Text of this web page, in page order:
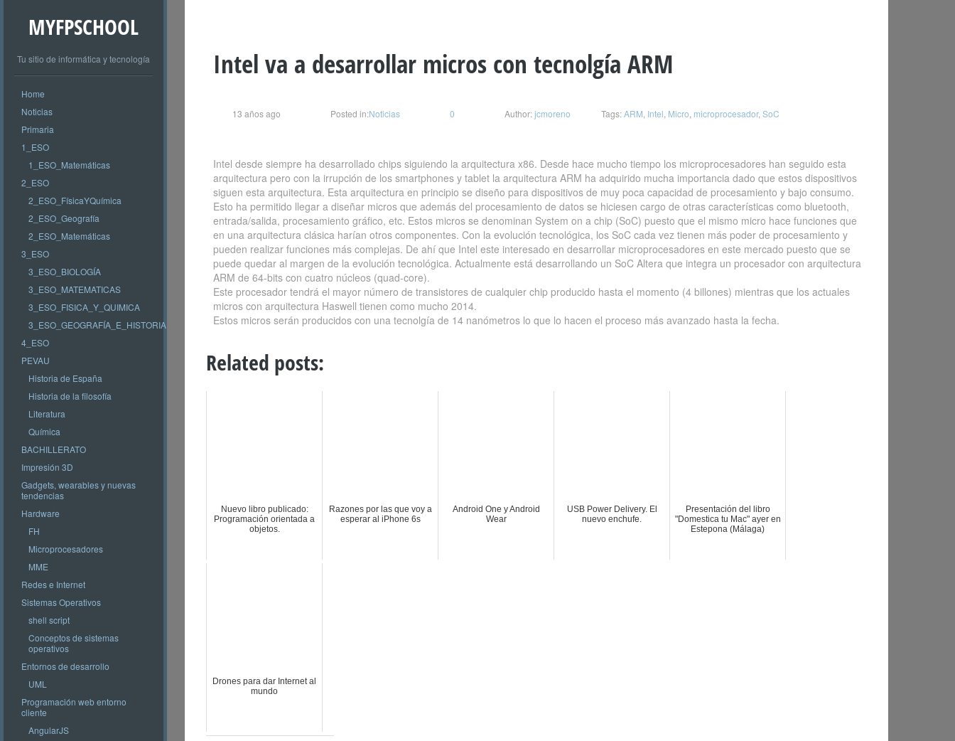
MYFPSCHOOL
Tu sitio de informática y tecnología
Home
Noticias
Primaria
1_ESO
1_ESO_Matemáticas
2_ESO
2_ESO_FísicaYQuímica
2_ESO_Geografía
2_ESO_Matemáticas
3_ESO
3_ESO_BIOLOGÍA
3_ESO_MATEMATICAS
3_ESO_FISICA_Y_QUIMICA
3_ESO_GEOGRAFÍA_E_HISTORIA
4_ESO
PEVAU
Historia de España
Historia de la filosofía
Literatura
Química
BACHILLERATO
Impresión 3D
Gadgets, wearables y nuevas
tendencias
Hardware
FH
Microprocesadores
MME
Redes e Internet
Sistemas Operativos
shell script
Conceptos de sistemas
operativos
Entornos de desarrollo
UML
Programación web entorno
cliente
AngularJS
Intel va a desarrollar micros con tecnolgía ARM
13 años ago Posted in:Noticias 0 Author:jcmoreno Tags:ARM Intel Micro microprocesador, SoC
Intel desde siempre ha desarrollado chips siguiendo la arquitectura x86. Desde hace mucho tiempo los microprocesadores han seguido esta
arquitectura pero con la irrupción de los smartphones y tablet la arquitectura ARM ha adquirido mucha importancia dado que estos dispositivos
siguen esta arquitectura. Esta arquitectura en principio se diseño para dispositivos de muy poca capacidad de procesamiento y bajo consumo.
Esto ha permitido llegar a diseñar micros que además del procesamiento de datos se hiciesen cargo de otras características como bluetooth,
entrada/salida, procesamiento gráfico, etc. Estos micros se denominan System on a chip (SoC) puesto que el mismo micro hace funciones que
en una arquitectura clásica harían otros componentes. Con la evolución tecnológica, los SoC cada vez tienen más poder de procesamiento y
pueden realizar funciones más complejas. De ahí que Intel este interesado en desarrollar microprocesadores en este mercado puesto que se
puede quedar al margen de la evolución tecnológica. Actualmente está desarrollando un SoC Altera que integra un procesador con arquitectura
ARM de 64-bits con cuatro núcleos (quad-core).
Este procesador tendrá el mayor número de transistores de cualquier chip producido hasta el momento (4 billones) mientras que los actuales
micros con arquitectura Haswell tienen como mucho 2014.
Estos micros serán producidos con una tecnolgía de 14 nanómetros lo que lo hacen el proceso más avanzado hasta la fecha.
Related posts:
Nuevo libro publicado:
Programación orientada a
objetos.
Razones por las que voy a
esperar al iPhone 6s
Android One y Android
Wear
USB Power Delivery. El
nuevo enchufe.
Presentación del libro
"Domestica tu Mac" ayer en
Estepona (Málaga)
Drones para dar Internet al
mundo